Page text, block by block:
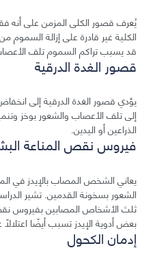
يُعرف قصور الكلى المزمن على أنه
الكلية غير قادرة على إزالة
قد يسبب تراكم السموم تلف
قصور الغدة الدرقية
يؤدي قصور الغدة الدرقية إلى
إلى تلف الأعصاب والشعور بوخز
الذراعين أو اليدين.
فيروس نقص المناعة
يعاني الشخص المصاب بالإيدز في
الشعور بسخونة القدمين. تشير
ثلث الأشخاص المصابين بفيروس
بعض أدوية الإيدز تسبب أيضًا
إدمان الكحول